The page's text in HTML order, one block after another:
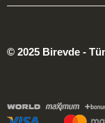
© 2025 Birevde -